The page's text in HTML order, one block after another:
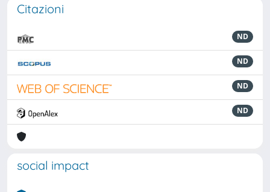
Citazioni
ND
ND
ND
ND
social impact